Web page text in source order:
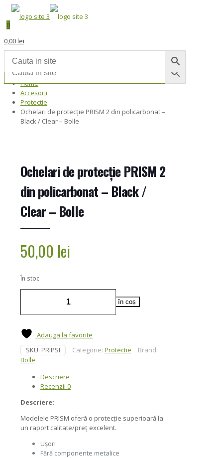
0
0,00 lei
Home
Accesorii
Protectie
Ochelari de protecție PRISM 2 din policarbonat –
Black / Clear – Bolle
Ochelari de protecție PRISM 2
din policarbonat – Black /
Clear – Bolle
50,00 lei
În stoc
de
PRISM
din
policarbonat
Black
-
Bolle
Adaugă în coș
Adauga la favorite
SKU: PRIPSI Categorie: Protectie
Brand:
Bolle
Descriere
Recenzii 0
Descriere:
Modelele PRISM oferă o protecție superioară la
un raport calitate/preț excelent.
Ușori
Fără componente metalice